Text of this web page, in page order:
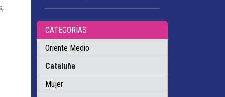
CATEGORÍAS
Oriente Medio
Cataluña
Mujer